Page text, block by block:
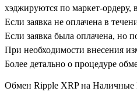
хэджируются по маркет-ордеру,
Если заявка не оплачена в
Если заявка была оплачена, но
При необходимости внесения
Более детально о процедуре
Обмен Ripple XRP на